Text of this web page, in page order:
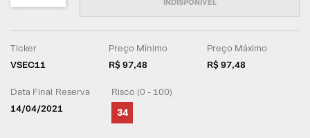
Ticker
VSEC11
Preço Mínimo
R$ 97,48
Preço Máximo
R$ 97,48
Data Final Reserva
14/04/2021
Risco (0 - 100)
34